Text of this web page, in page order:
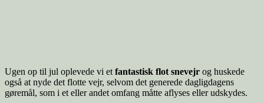
Ugen op til jul oplevede vi et fantastisk flot snevejr og huskede
også at nyde det flotte vejr, selvom det generede dagligdagens
gøremål, som i et eller andet omfang måtte aflyses eller udskydes.